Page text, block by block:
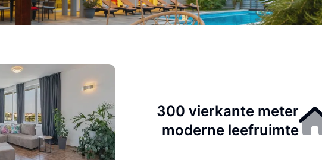
300 vierkante meter
moderne leefruimte